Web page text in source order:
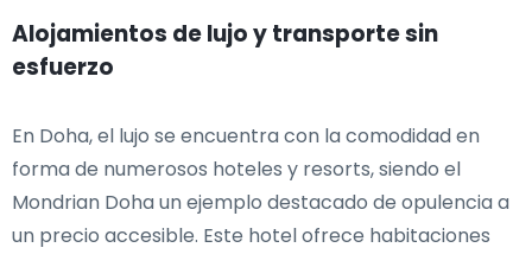
Alojamientos de lujo y transporte sin
esfuerzo
En Doha, el lujo se encuentra con la comodidad en
forma de numerosos hoteles y resorts, siendo el
Mondrian Doha un ejemplo destacado de opulencia a
un precio accesible. Este hotel ofrece habitaciones